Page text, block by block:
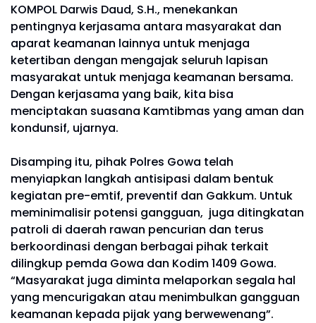
KOMPOL Darwis Daud, S.H., menekankan
pentingnya kerjasama antara masyarakat dan
aparat keamanan lainnya untuk menjaga
ketertiban dengan mengajak seluruh lapisan
masyarakat untuk menjaga keamanan bersama.
Dengan kerjasama yang baik, kita bisa
menciptakan suasana Kamtibmas yang aman dan
kondunsif, ujarnya.
Disamping itu, pihak Polres Gowa telah
menyiapkan langkah antisipasi dalam bentuk
kegiatan pre-emtif, preventif dan Gakkum. Untuk
meminimalisir potensi gangguan, juga ditingkatan
patroli di daerah rawan pencurian dan terus
berkoordinasi dengan berbagai pihak terkait
dilingkup pemda Gowa dan Kodim 1409 Gowa.
“Masyarakat juga diminta melaporkan segala hal
yang mencurigakan atau menimbulkan gangguan
keamanan kepada pijak yang berwewenang”.